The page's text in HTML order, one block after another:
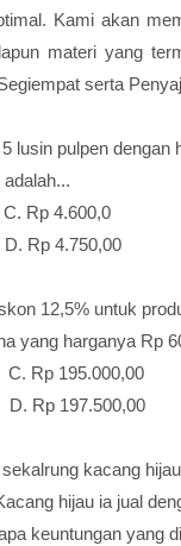
Kami akan
materi yang
serta
lusin pulpen
4.600,0
4.750,00
12,5% untuk
yang harganya Rp
195.000,00
197.500,00
kacang
hijau ia jual
keuntungan yang